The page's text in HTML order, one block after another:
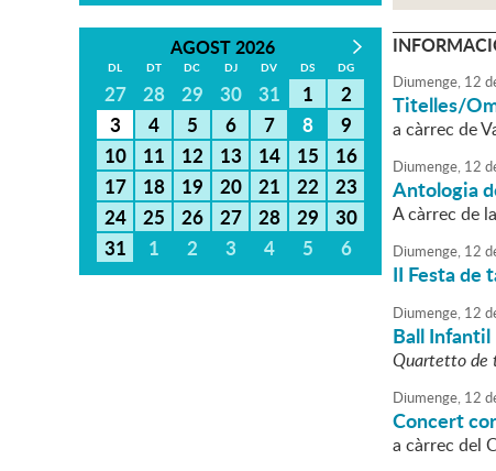
AGOST 2026
DL DT DC DJ DV DS DG
27 28 29 30 31 1
2
3
4 5 6 7 8
9
10
11 12 13 14 15
16
17
18 19 20 21 22
23
24
25 26 27 28 29
30
31
1 2 3 4 5 6
Diumenge, 12
Titelles/
a càrrec de
Diumenge, 12
Antologia
A càrrec de
Diumenge, 12
II Festa de
Diumenge, 12
Ball Infantil
Quartetto de
Diumenge, 12
Concert
a càrrec del